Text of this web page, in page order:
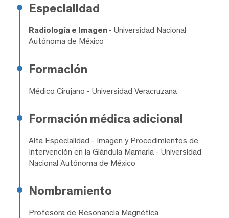
Especialidad
Radiología e Imagen - Universidad Nacional
Autónoma de México
Formación
Médico Cirujano - Universidad Veracruzana
Formación médica adicional
Alta Especialidad - Imagen y Procedimientos de
Intervención en la Glándula Mamaria - Universidad
Nacional Autónoma de México
Nombramiento
Profesora de Resonancia Magnética